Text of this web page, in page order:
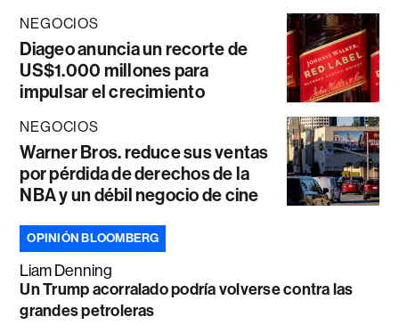
NEGOCIOS
Diageo anuncia un recorte de
US$1.000 millones para
impulsar el crecimiento
NEGOCIOS
Warner Bros. reduce sus ventas
por pérdida de derechos de la
NBA y un débil negocio de cine
OPINIÓN BLOOMBERG
Liam Denning
Un Trump acorralado podría volverse contra las
grandes petroleras